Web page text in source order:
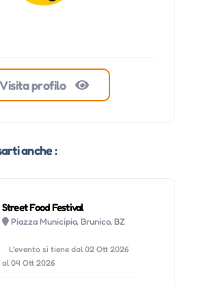
Visita profilo
anche :
Street Food Festival
Piazza Municipio, Brunico, BZ
L'evento si tiene dal 02 Ott 2026
al 04 Ott 2026